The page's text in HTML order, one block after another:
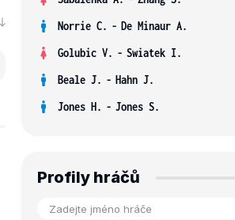
Norrie C. - De Minaur A.
Golubic V. - Swiatek I.
Beale J. - Hahn J.
Jones H. - Jones S.
Profily hráčů